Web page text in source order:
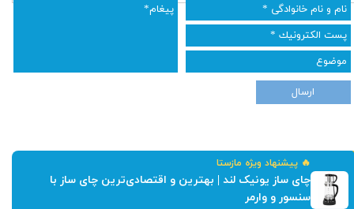
ارسال
🔥 پیشنهاد ویژه مازستا
چای ساز یونیک لند | بهترین و اقتصادی‌ترین چای ساز با
سنسور و وارمر